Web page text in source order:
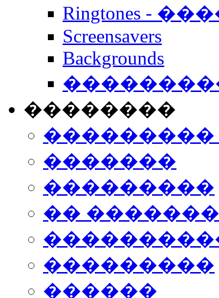
Ringtones -
Screensavers
Backgrounds
��������
���������
�������
���������
��
���������
������